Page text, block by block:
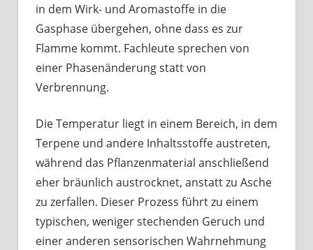
in dem Wirk- und Aromastoffe in die
Gasphase übergehen, ohne dass es zur
Flamme kommt. Fachleute sprechen von
einer Phasenänderung statt von
Verbrennung.
Die Temperatur liegt in einem Bereich, in dem
Terpene und andere Inhaltsstoffe austreten,
während das Pflanzenmaterial anschließend
eher bräunlich austrocknet, anstatt zu Asche
zu zerfallen. Dieser Prozess führt zu einem
typischen, weniger stechenden Geruch und
einer anderen sensorischen Wahrnehmung